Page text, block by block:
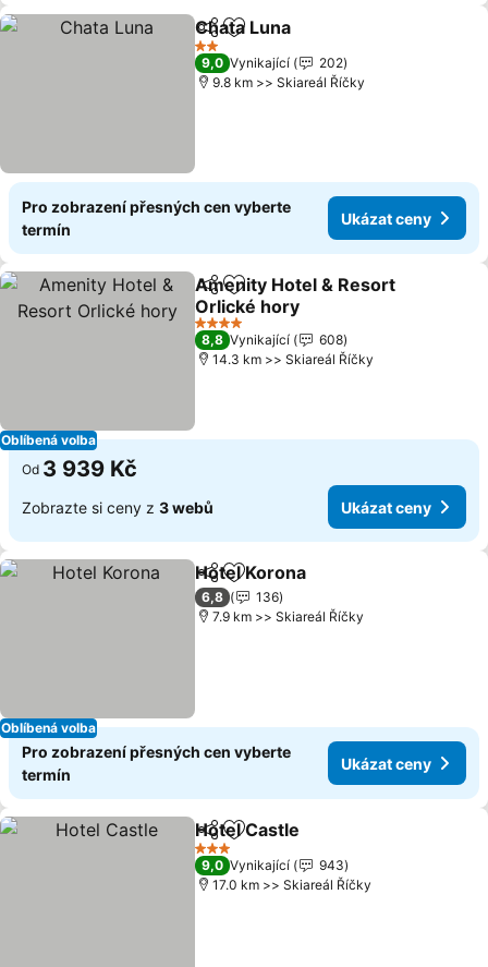
SdíletPřidat na seznam oblíbených
Chata Luna
2 Počet hvězdiček
9,0 Vynikající
202
9.8 km >> Skiareál Říčky
Pro zobrazení přesných cen vyberte
termín
Ukázat ceny
Oblíbená volba
SdíletPřidat na seznam oblíbených
Amenity Hotel & Resort
Orlické hory
4 Počet hvězdiček
8,8 Vynikající
608
14.3 km >> Skiareál Říčky
Od 3 939 Kč
Zobrazte si ceny z 3 webů Ukázat ceny
Oblíbená volba
SdíletPřidat na seznam oblíbených
Hotel Korona
6,8
136
7.9 km >> Skiareál Říčky
Pro zobrazení přesných cen vyberte
termín
Ukázat ceny
SdíletPřidat na seznam oblíbených
Hotel Castle
3 Počet hvězdiček
9,0 Vynikající
943
17.0 km >> Skiareál Říčky